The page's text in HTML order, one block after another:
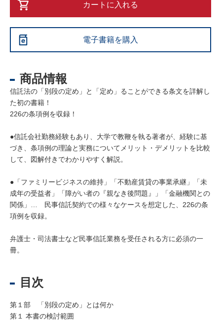
カートに入れる
電子書籍を購入
商品情報
信託法の「別段の定め」と「定め」ることができる条文を詳解し
た初の書籍！
226の条項例を収録！
●信託会社勤務経験もあり、大学で教鞭を執る著者が、経験に基
づき、条項例の理論と実務についてメリット・デメリットを比較
して、図解付きでわかりやすく解説。
●「ファミリービジネスの維持」「不動産賃貸の事業承継」「未
成年の受益者」「障がい者の『親なき後問題』」「金融機関との
関係」… 民事信託契約での様々なケースを想定した、226の条
項例を収録。
弁護士・司法書士など民事信託業務を受任される方に必須の一
冊。
目次
第１部 「別段の定め」とは何か
第１ 本書の検討範囲